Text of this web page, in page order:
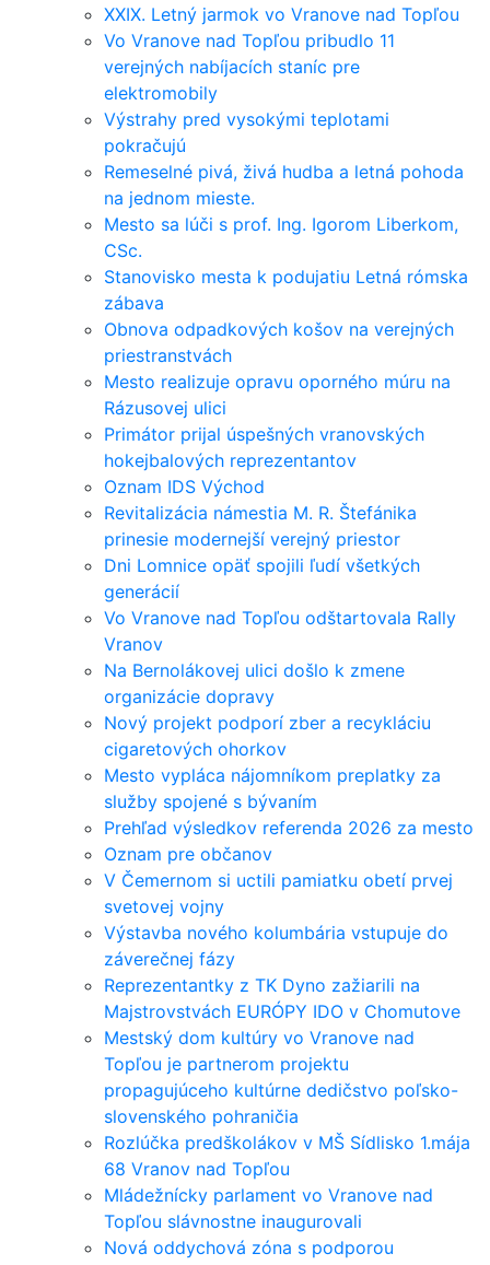
XXIX. Letný jarmok vo Vranove nad Topľou
Vo Vranove nad Topľou pribudlo 11
verejných nabíjacích staníc pre
elektromobily
Výstrahy pred vysokými teplotami
pokračujú
Remeselné pivá, živá hudba a letná pohoda
na jednom mieste.
Mesto sa lúči s prof. Ing. Igorom Liberkom,
CSc.
Stanovisko mesta k podujatiu Letná rómska
zábava
Obnova odpadkových košov na verejných
priestranstvách
Mesto realizuje opravu oporného múru na
Rázusovej ulici
Primátor prijal úspešných vranovských
hokejbalových reprezentantov
Oznam IDS Východ
Revitalizácia námestia M. R. Štefánika
prinesie modernejší verejný priestor
Dni Lomnice opäť spojili ľudí všetkých
generácií
Vo Vranove nad Topľou odštartovala Rally
Vranov
Na Bernolákovej ulici došlo k zmene
organizácie dopravy
Nový projekt podporí zber a recykláciu
cigaretových ohorkov
Mesto vypláca nájomníkom preplatky za
služby spojené s bývaním
Prehľad výsledkov referenda 2026 za mesto
Oznam pre občanov
V Čemernom si uctili pamiatku obetí prvej
svetovej vojny
Výstavba nového kolumbária vstupuje do
záverečnej fázy
Reprezentantky z TK Dyno zažiarili na
Majstrovstvách EURÓPY IDO v Chomutove
Mestský dom kultúry vo Vranove nad
Topľou je partnerom projektu
propagujúceho kultúrne dedičstvo poľsko-
slovenského pohraničia
Rozlúčka predškolákov v MŠ Sídlisko 1.mája
68 Vranov nad Topľou
Mládežnícky parlament vo Vranove nad
Topľou slávnostne inaugurovali
Nová oddychová zóna s podporou